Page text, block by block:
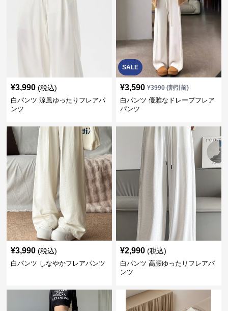
¥3,990 (税込)
白パンツ 涼風ゆったりフレアパ
ンツ
SALE
¥3,590 ¥3990(割引前)
白パンツ 優雅なドレープフレア
パンツ
¥3,990 (税込)
白パンツ しなやかフレアパンツ
¥2,990 (税込)
白パンツ 高腰ゆったりフレアパ
ンツ